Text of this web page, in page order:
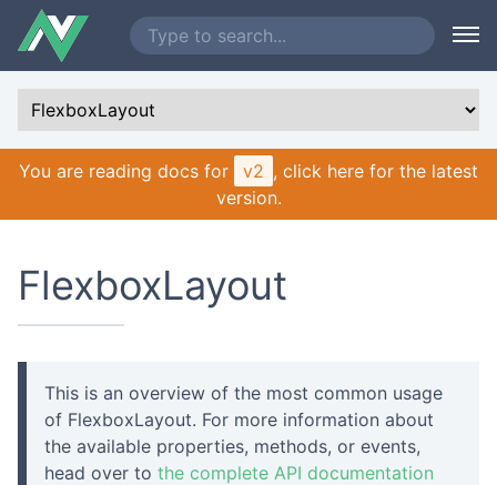
You are reading docs for v2 , click here for the latest
version.
FlexboxLayout
This is an overview of the most common usage
of FlexboxLayout. For more information about
the available properties, methods, or events,
head over to the complete API documentation